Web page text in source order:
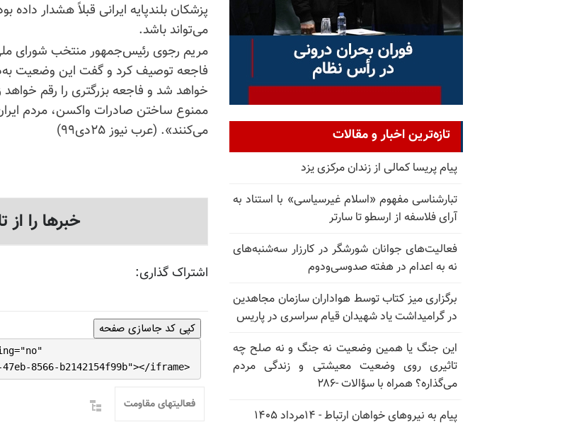
پزشکان بلندپایه ایرانی قبلاً هشدار داده
می‌تواند باشد.
مریم رجوی رئیس‌جمهور منتخب شورای ملی
فاجعه توصیف کرد و گفت این وضعیت
خواهد شد و فاجعه بزرگتری را رقم خواهد
ممنوع ساختن صادرات واکسن، مردم ایران
می‌کنند». (عرب نیوز ۲۵دی۹۹)
خبرها را از
اشتراک گذاری:
کپی کد جاسازی صفحه
8566-b2142154f99b"></iframe>
فعالیتهای مقاومت
تازه‌ترین اخبار و مقالات
پیام پریسا کمالی از زندان مرکزی یزد
تبارشناسی مفهوم «اسلام غیرسیاسی» با استناد به
آرای فلاسفه از ارسطو تا سارتر
فعالیت‌های جوانان شورشگر در کارزار سه‌شنبه‌های
نه به اعدام در هفته صدوسی‌و‌دوم
برگزاری میز کتاب توسط هواداران سازمان مجاهدین
در گرامیداشت یاد شهیدان قیام سراسری در پاریس
این جنگ یا همین وضعیت نه جنگ و نه صلح چه
تاثیری روی وضعیت معیشتی و زندگی مردم
می‌گذاره؟ همراه با سؤالات -۲۸۶
پیام به نیروهای خواهان ارتباط - ۱۴مرداد ۱۴۰۵